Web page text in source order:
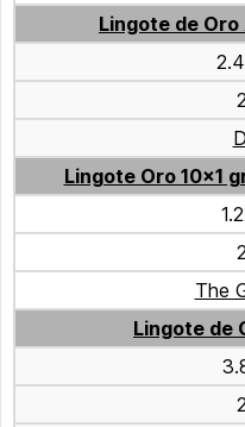
Lingote de
Lingote Oro 10x1
The
Lingote de